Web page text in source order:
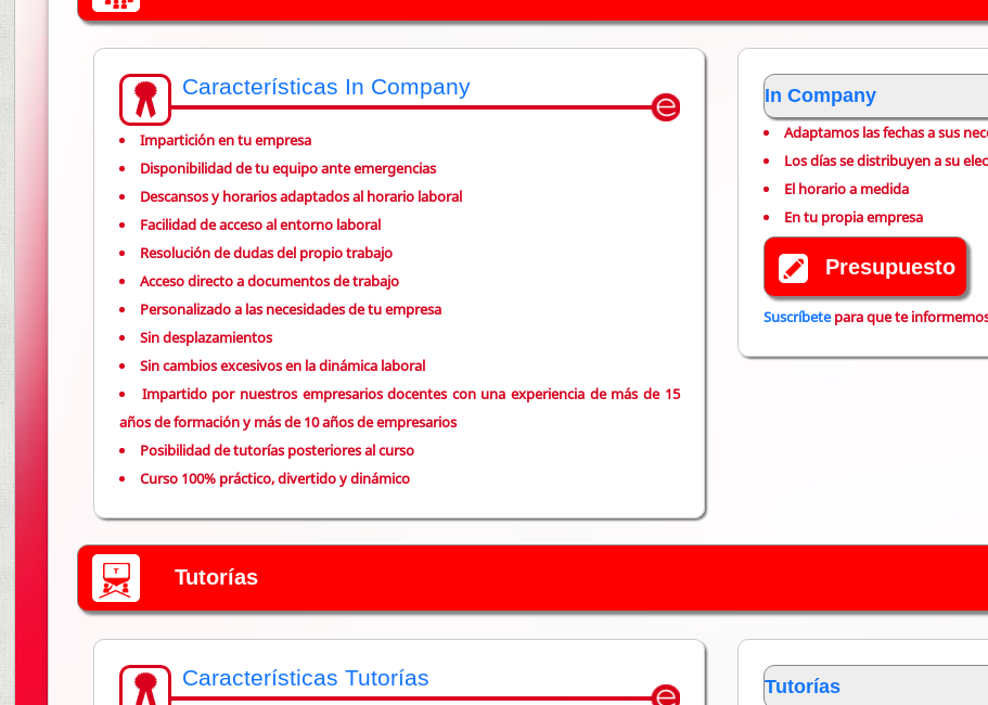
Características In Company
Impartición en tu empresa
Disponibilidad de tu equipo ante emergencias
Descansos y horarios adaptados al horario laboral
Facilidad de acceso al entorno laboral
Resolución de dudas del propio trabajo
Acceso directo a documentos de trabajo
Personalizado a las necesidades de tu empresa
Sin desplazamientos
Sin cambios excesivos en la dinámica laboral
Impartido por nuestros empresarios docentes con una experiencia de más de 15
años de formación y más de 10 años de empresarios
Posibilidad de tutorías posteriores al curso
Curso 100% práctico, divertido y dinámico
In Company
Adaptamos las fechas a sus
Los días se distribuyen a su
El horario a medida
En tu propia empresa
Presupuesto
Suscríbetepara que te
Tutorías
Características Tutorías Tutorías